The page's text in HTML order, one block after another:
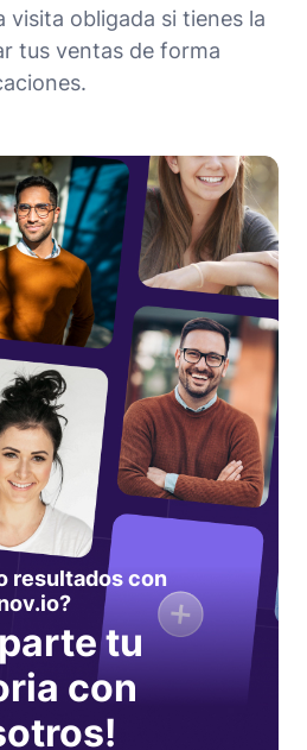
visita obligada si tienes la
tus ventas de forma
resultados con
tu
con